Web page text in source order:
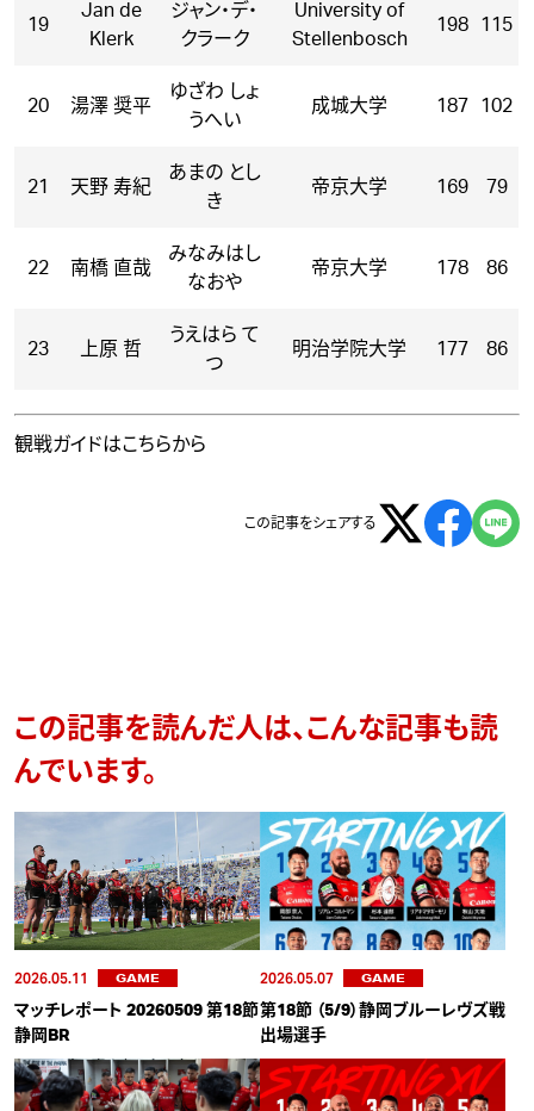
19
Jan de
Klerk
ジャン・デ・
クラーク
University of
Stellenbosch
198 115
20 湯澤 奨平
ゆざわ しょ
うへい
成城大学 187 102
21 天野 寿紀
あまの とし
き
帝京大学 169 79
22 南橋 直哉
みなみはし
なおや
帝京大学 178 86
23 上原 哲
うえはら て
つ
明治学院大学 177 86
観戦ガイドはこちらから
この記事をシェアする
この記事を読んだ人は、こんな記事も読
んでいます。
2026.05.11 GAME
マッチレポート 20260509 第18節
静岡BR
2026.05.07 GAME
第18節 （5/9）静岡ブルーレヴズ戦
出場選手